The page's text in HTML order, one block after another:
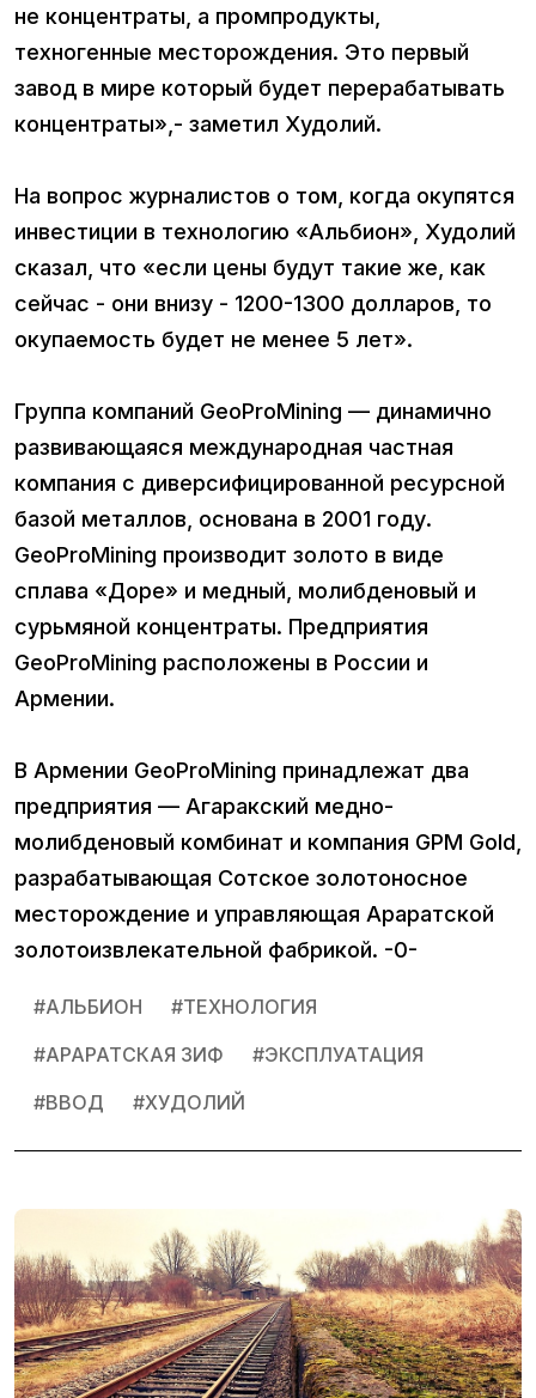
не концентраты, а промпродукты,
техногенные месторождения. Это первый
завод в мире который будет перерабатывать
концентраты»,- заметил Худолий.
На вопрос журналистов о том, когда окупятся
инвестиции в технологию «Альбион», Худолий
сказал, что «если цены будут такие же, как
сейчас - они внизу - 1200-1300 долларов, то
окупаемость будет не менее 5 лет».
Группа компаний GeoProMining — динамично
развивающаяся международная частная
компания с диверсифицированной ресурсной
базой металлов, основана в 2001 году.
GeoProMining производит золото в виде
сплава «Доре» и медный, молибденовый и
сурьмяной концентраты. Предприятия
GeoProMining расположены в России и
Армении.
В Армении GeoProMining принадлежат два
предприятия — Агаракский медно-
молибденовый комбинат и компания GPM Gold,
разрабатывающая Сотское золотоносное
месторождение и управляющая Араратской
золотоизвлекательной фабрикой. -0-
#АЛЬБИОН #ТЕХНОЛОГИЯ
#АРАРАТСКАЯ ЗИФ #ЭКСПЛУАТАЦИЯ
#ВВОД #ХУДОЛИЙ